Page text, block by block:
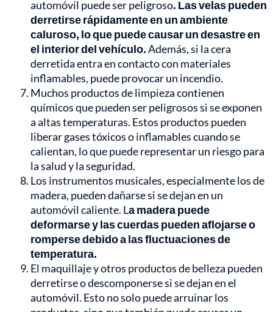
automóvil puede ser peligroso. Las velas pueden
derretirse rápidamente en un ambiente
caluroso, lo que puede causar un desastre en
el interior del vehículo.Además, si la cera
derretida entra en contacto con materiales
inflamables, puede provocar un incendio.
Muchos productos de limpieza contienen
químicos que pueden ser peligrosos si se exponen
a altas temperaturas. Estos productos pueden
liberar gases tóxicos o inflamables cuando se
calientan, lo que puede representar un riesgo para
la salud y la seguridad.
Los instrumentos musicales, especialmente los de
madera, pueden dañarse si se dejan en un
automóvil caliente. La madera puede
deformarse y las cuerdas pueden aflojarse o
romperse debido a las fluctuaciones de
temperatura.
El maquillaje y otros productos de belleza pueden
derretirse o descomponerse si se dejan en el
automóvil. Esto no solo puede arruinar los